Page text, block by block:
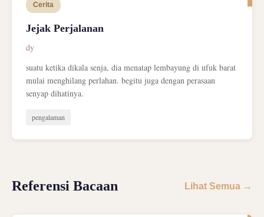
Cerita
Jejak Perjalanan
dy
suatu ketika dikala senja, dia menatap lembayung di ufuk barat
mulai menghilang perlahan. begitu juga dengan perasaan
senyap dihatinya.
pengalaman
Referensi Bacaan Lihat Semua →